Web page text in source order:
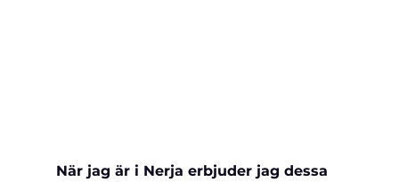
När jag är i Nerja erbjuder jag dessa